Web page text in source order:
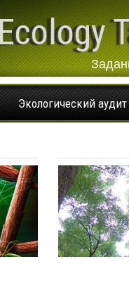
Экологический аудит